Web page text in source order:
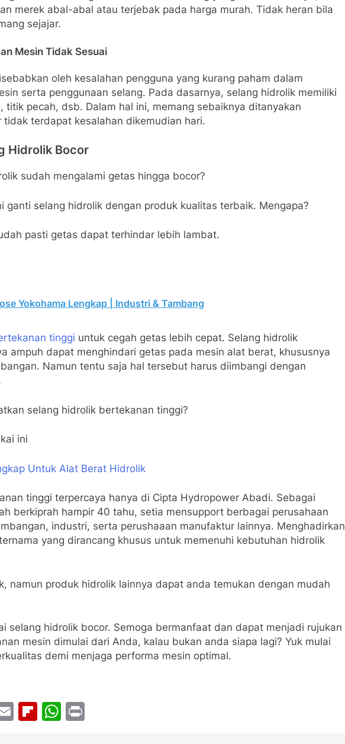
merek abal-abal atau terjebak pada harga murah. Tidak heran bila
sejajar.
Mesin Tidak Sesuai
oleh kesalahan pengguna yang kurang paham dalam
serta penggunaan selang. Pada dasarnya, selang hidrolik memiliki
titik pecah, dsb. Dalam hal ini, memang sebaiknya ditanyakan
tidak terdapat kesalahan dikemudian hari.
Hidrolik Bocor
sudah mengalami getas hingga bocor?
ganti selang hidrolik dengan produk kualitas terbaik. Mengapa?
pasti getas dapat terhindar lebih lambat.
Yokohama Lengkap | Industri & Tambang
tinggi untuk cegah getas lebih cepat. Selang hidrolik
ampuh dapat menghindari getas pada mesin alat berat, khususnya
Namun tentu saja hal tersebut harus diimbangi dengan
selang hidrolik bertekanan tinggi?
ini
Untuk Alat Berat Hidrolik
tinggi terpercaya hanya di Cipta Hydropower Abadi. Sebagai
berkiprah hampir 40 tahu, setia mensupport berbagai perusahaan
industri, serta perushaaan manufaktur lainnya. Menghadirkan
yang dirancang khusus untuk memenuhi kebutuhan hidrolik
namun produk hidrolik lainnya dapat anda temukan dengan mudah
selang hidrolik bocor. Semoga bermanfaat dan dapat menjadi rujukan
mesin dimulai dari Anda, kalau bukan anda siapa lagi? Yuk mulai
demi menjaga performa mesin optimal.
EmailFlipboard
WhatsApp